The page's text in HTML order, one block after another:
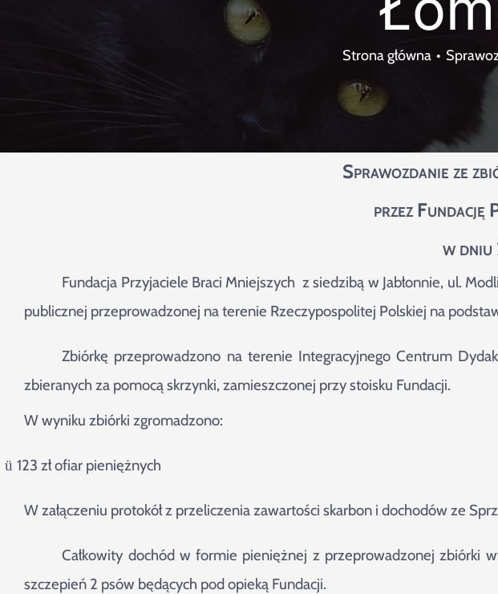
Strona główna
Sprawozdanie ze
przez Fundację
w
Fundacja Przyjaciele Braci Mniejszych z siedzibą w Jabłonnie, ul.
publicznej przeprowadzonej na terenie Rzeczypospolitej Polskiej na
Zbiórkę przeprowadzono na terenie Integracyjnego Centrum
zbieranych za pomocą skrzynki, zamieszczonej przy stoisku Fundacji.
W wyniku zbiórki zgromadzono:
ü 123 zł ofiar pieniężnych
W załączeniu protokół z przeliczenia zawartości skarbon i dochodów ze
Całkowity dochód w formie pieniężnej z przeprowadzonej zbiórki
szczepień 2 psów będących pod opieką Fundacji.